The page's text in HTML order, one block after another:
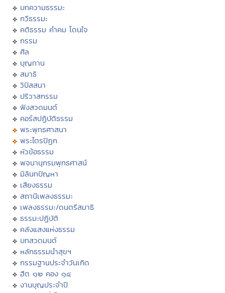
บทความธรรมะ
กวีธรรมะ
คติธรรม คำคม โดนใจ
กรรม
ศีล
บุญทาน
สมาธิ
วิปัสสนา
ปริวาสกรรม
ฟังสวดมนต์
คอร์สปฏิบัติธรรม
พระพุทธศาสนา
พระไตรปิฏก
หัวข้อธรรม
พจนานุกรมพุทธศาสน์
มิลินทปัญหา
เสียงธรรม
สถานีเพลงธรรมะ
เพลงธรรมะ/ดนตรีสมาธิ
ธรรมะปฏิบัติ
คลังแสงแห่งธรรม
บทสวดมนต์
หลักธรรมนำสุขฯ
กรรมฐานประจำวันเกิด
ฮีต ๑๒ คอง ๑๔
งานบุญประจำปี